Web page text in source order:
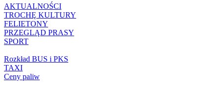
AKTUALNOŚCI
TROCHĘ KULTURY
FELIETONY
PRZEGLĄD PRASY
SPORT
Rozkład BUS i PKS
TAXI
Ceny paliw